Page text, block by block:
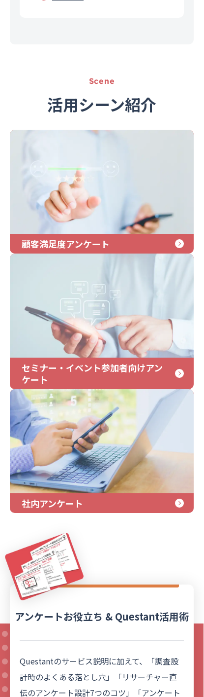
Scene
活用シーン紹介
顧客満足度アンケート
セミナー・イベント参加者向けアン
ケート
社内アンケート
アンケートお役立ち & Questant活用術
Questantのサービス説明に加えて、「調査設
計時のよくある落とし穴」「リサーチャー直
伝のアンケート設計7つのコツ」「アンケート